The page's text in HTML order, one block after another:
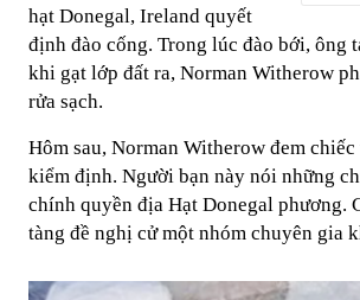
11:51
Láng giềng Việt Nam
thác với chi phí siêu
11:45
Một tập đoàn gửi gần
nửa tổng tài sản,
Mua căn hộ tầng một
khoản tiền tiết kiệm
11:40
Công an thông báo
Zalo và Facebook
hạt Donegal, Ireland quyết
định đào cống. Trong lúc đào bới, ông
khi gạt lớp đất ra, Norman Witherow
rửa sạch.
Hôm sau, Norman Witherow đem
kiểm định. Người bạn này nói những
chính quyền địa Hạt Donegal phương.
tàng đề nghị cử một nhóm chuyên gia